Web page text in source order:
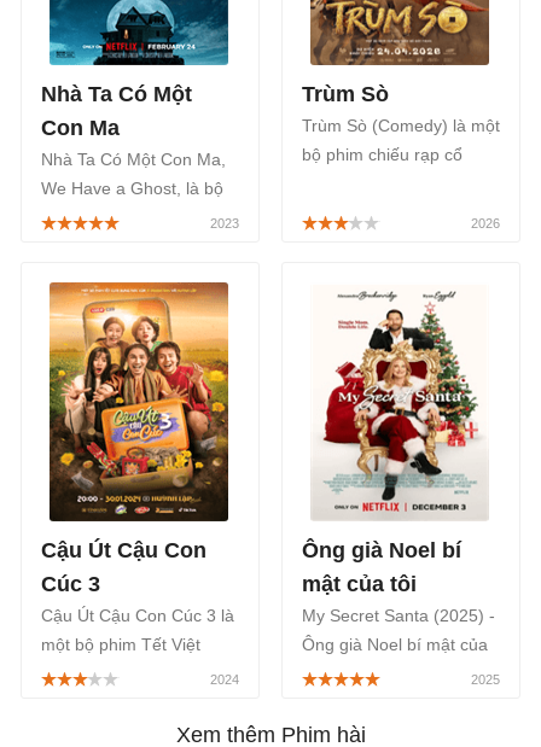
Nhà Ta Có Một
Con Ma
Nhà Ta Có Một Con Ma,
We Have a Ghost, là bộ
phim hài kinh dị siêu
Việt Nam và toàn cầu.
Trùm Sò
Trùm Sò (Comedy) là một
bộ phim chiếu rạp cổ
loại phiêu lưu hành động,
từ truyện Ngao Sò Ốc
Hến, được công chiếu
chính thức từ ngày
24/04/2026.
Cậu Út Cậu Con
Cúc 3
Cậu Út Cậu Con Cúc 3 là
một bộ phim Tết Việt
Nam chủ đề tâm lý, tình
do diễn viên Huỳnh Lập
Ông già Noel bí
mật của tôi
My Secret Santa (2025) -
Ông già Noel bí mật của
tôi là bộ phim hài lãng
phát sóng trên Netflix từ
Xem thêm Phim hài